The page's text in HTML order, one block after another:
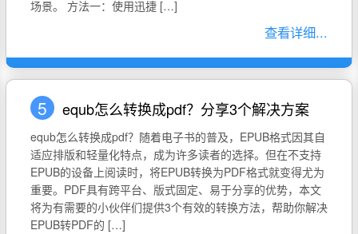
场景。 方法一：使用迅捷 […]
查看详细...
5 equb怎么转换成pdf？分享3个解决方案
equb怎么转换成pdf？随着电子书的普及，EPUB格式因其自
适应排版和轻量化特点，成为许多读者的选择。但在不支持
EPUB的设备上阅读时，将EPUB转换为PDF格式就变得尤为
重要。PDF具有跨平台、版式固定、易于分享的优势，本文
将为有需要的小伙伴们提供3个有效的转换方法，帮助你解决
EPUB转PDF的 […]